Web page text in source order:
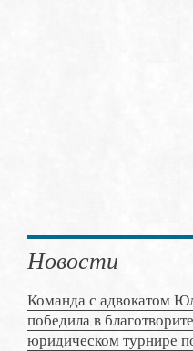
Новости
Команда с адвокатом
победила в
юридическом турнире